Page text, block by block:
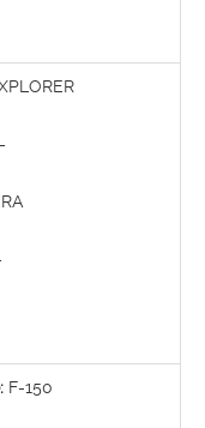
F-150